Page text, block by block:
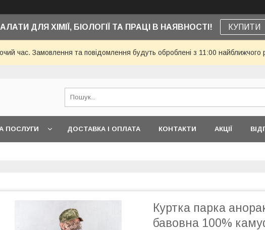
ДЛЯ ХІМІЇ, БІОЛОГІЇ ТА ПРАЦІ В НАЯВНОСТІ! КУПИТИ
час. Замовлення та повідомлення будуть оброблені з 11:00
ПОСЛУГИ ДОСТАВКА І ОПЛАТА КОНТАКТИ АКЦІЇ
Куртка парка
бавовна 100%